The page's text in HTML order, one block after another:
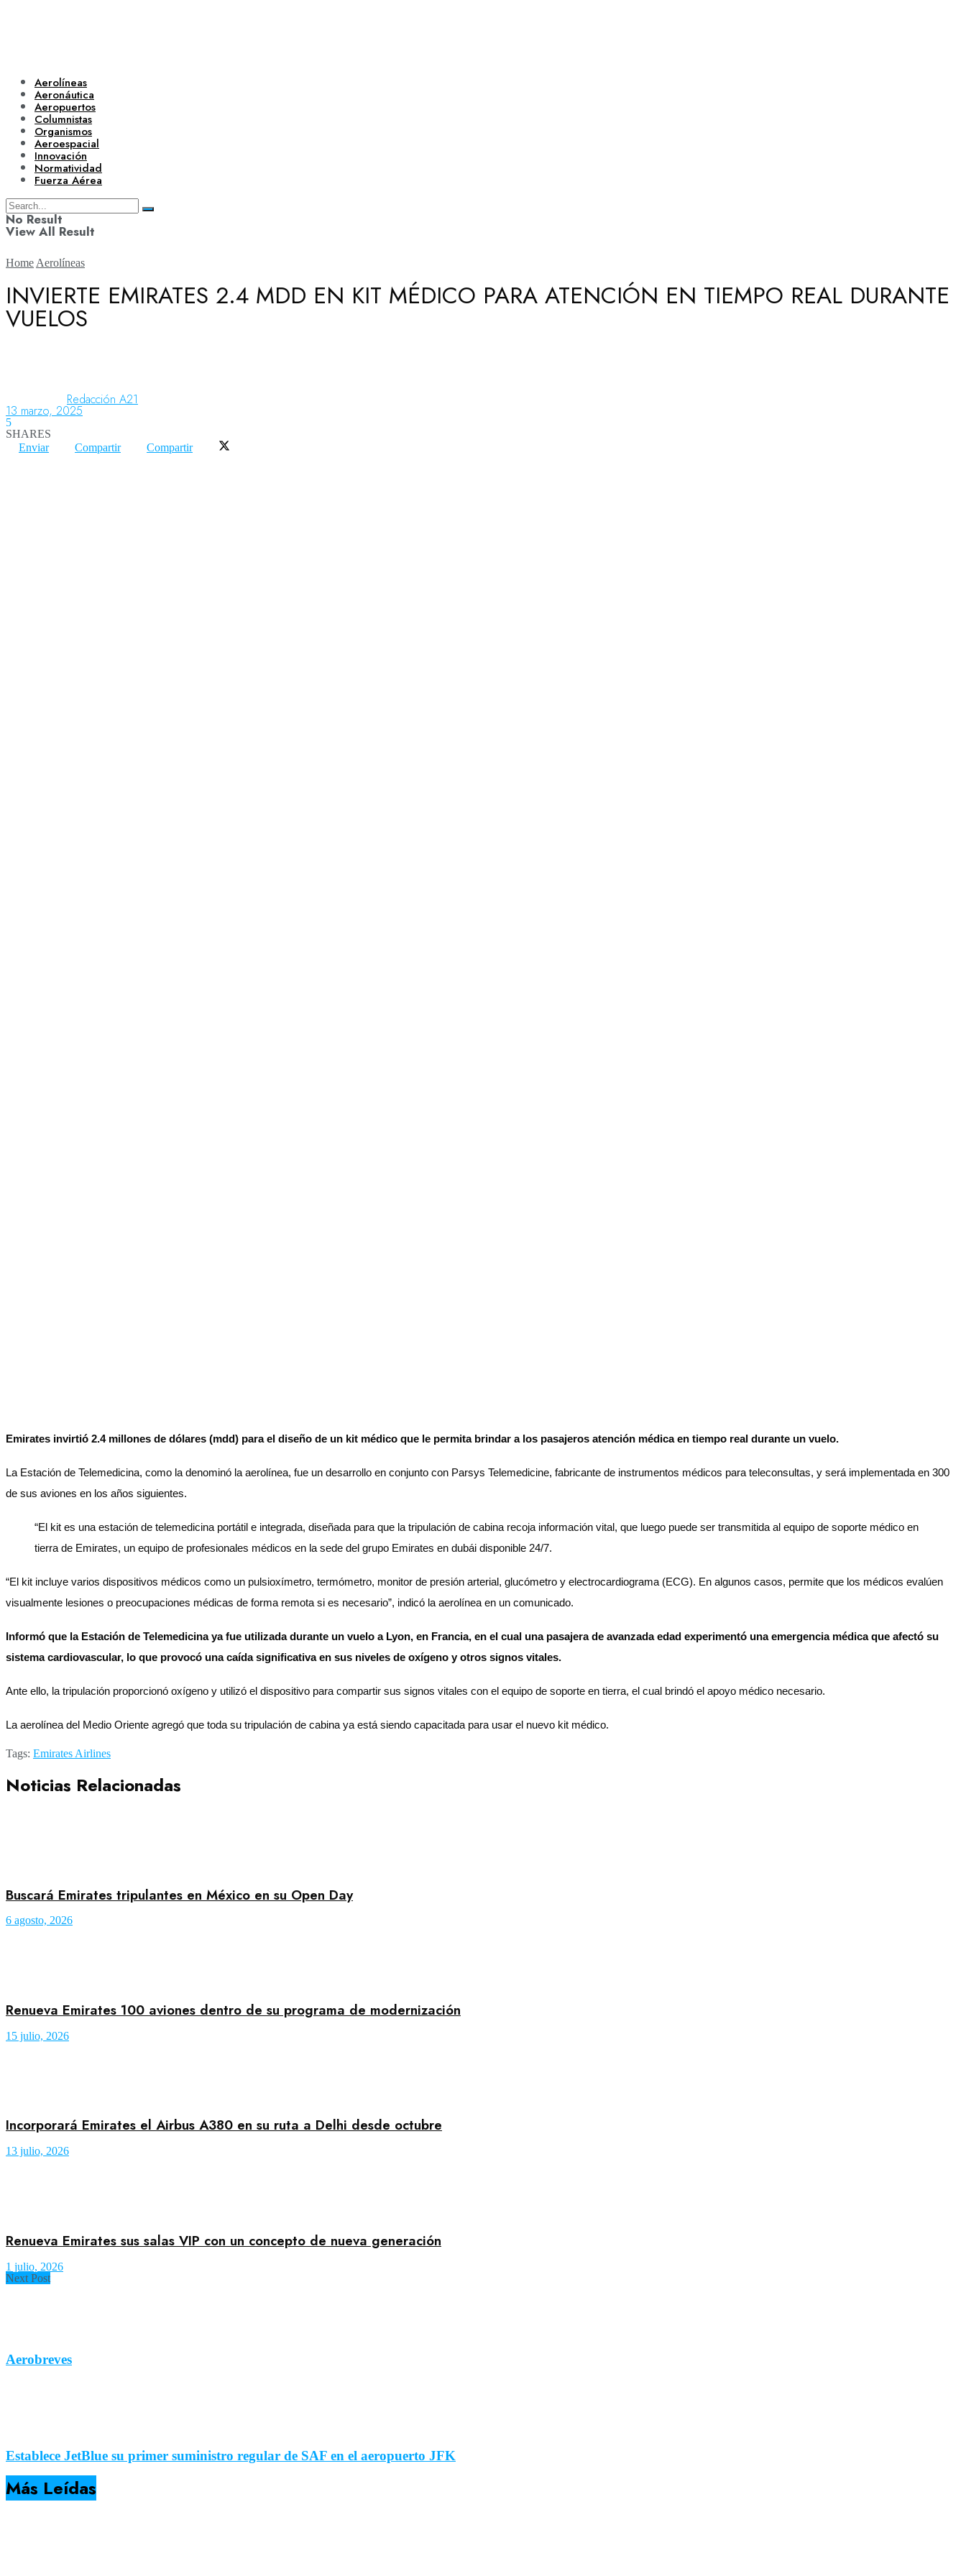
Aerolíneas
Aeronáutica
Aeropuertos
Columnistas
Organismos
Aeroespacial
Innovación
Normatividad
Fuerza Aérea
No Result
View All Result
Aerolíneas
Aeropuertos
Home Aerolíneas
INVIERTE EMIRATES 2.4 MDD EN KIT MÉDICO PARA ATENCIÓN EN TIEMPO REAL DURANTE
VUELOS
Redacción A21
13 marzo, 2025
5
SHARES
Enviar
Compartir Compartir
Emirates invirtió 2.4 millones de dólares (mdd) para el diseño de un kit médico que le permita brindar a los pasajeros atención médica en tiempo real durante un vuelo.
La Estación de Telemedicina, como la denominó la aerolínea, fue un desarrollo en conjunto con Parsys Telemedicine, fabricante de instrumentos médicos para teleconsultas, y será implementada en 300
de sus aviones en los años siguientes.
“El kit es una estación de telemedicina portátil e integrada, diseñada para que la tripulación de cabina recoja información vital, que luego puede ser transmitida al equipo de soporte médico en
tierra de Emirates, un equipo de profesionales médicos en la sede del grupo Emirates en dubái disponible 24/7.
“El kit incluye varios dispositivos médicos como un pulsioxímetro, termómetro, monitor de presión arterial, glucómetro y electrocardiograma (ECG). En algunos casos, permite que los médicos evalúen
visualmente lesiones o preocupaciones médicas de forma remota si es necesario”, indicó la aerolínea en un comunicado.
Informó que la Estación de Telemedicina ya fue utilizada durante un vuelo a Lyon, en Francia, en el cual una pasajera de avanzada edad experimentó una emergencia médica que afectó su
sistema cardiovascular, lo que provocó una caída significativa en sus niveles de oxígeno y otros signos vitales.
Ante ello, la tripulación proporcionó oxígeno y utilizó el dispositivo para compartir sus signos vitales con el equipo de soporte en tierra, el cual brindó el apoyo médico necesario.
La aerolínea del Medio Oriente agregó que toda su tripulación de cabina ya está siendo capacitada para usar el nuevo kit médico.
Tags: Emirates Airlines
Noticias Relacionadas
Buscará Emirates tripulantes en México en su Open Day
6 agosto, 2026
Renueva Emirates 100 aviones dentro de su programa de modernización
15 julio, 2026
Incorporará Emirates el Airbus A380 en su ruta a Delhi desde octubre
13 julio, 2026
Renueva Emirates sus salas VIP con un concepto de nueva generación
1 julio, 2026
Next Post
Aerobreves
Establece JetBlue su primer suministro regular de SAF en el aeropuerto JFK
Más Leídas